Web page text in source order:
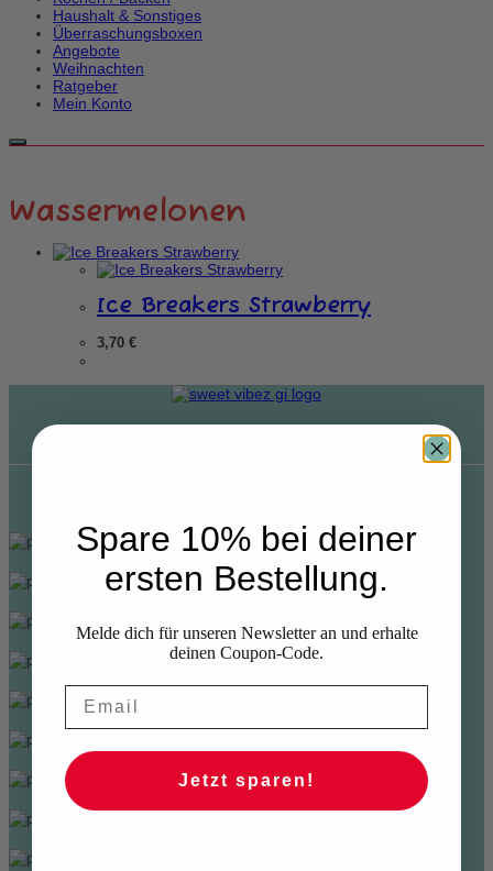
Haushalt & Sonstiges
Überraschungsboxen
Angebote
Weihnachten
Ratgeber
Mein Konto
Wassermelonen
Ice Breakers Strawberry
3,70 €
Spare 10% bei deiner
ersten Bestellung.
Melde dich für unseren Newsletter an und erhalte
deinen Coupon-Code.
Jetzt sparen!